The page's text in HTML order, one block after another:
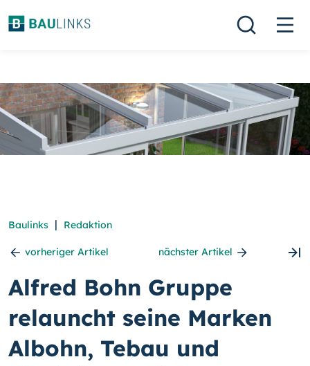
Baulinks | Redaktion
vorheriger Artikel nächster Artikel
Alfred Bohn Gruppe
relauncht seine Marken
Albohn, Tebau und